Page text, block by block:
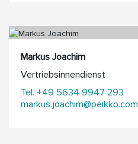
Markus Joachim
Vertriebsinnendienst
Tel. +49 5634 9947 293
markus.joachim@peikko.com